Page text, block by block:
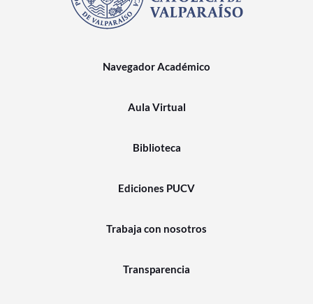
Navegador Académico
Aula Virtual
Biblioteca
Ediciones PUCV
Trabaja con nosotros
Transparencia